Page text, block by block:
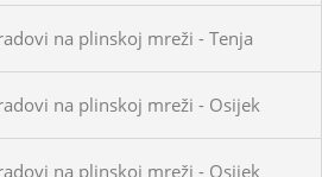
na plinskoj mreži - Tenja
na plinskoj mreži - Osijek
na plinskoj mreži - Osijek